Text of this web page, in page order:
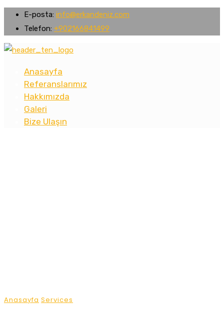
E-posta: info@erkandeniz.com
Telefon: +902166841499
Anasayfa
Referanslarımız
Hakkımızda
Galeri
Bize Ulaşın
Anasayfa Services